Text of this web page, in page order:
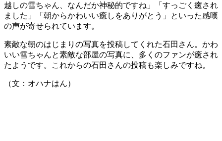
越しの雪ちゃん、なんだか神秘的ですね」「すっごく癒され
ました」「朝からかわいい癒しをありがとう」といった感嘆
の声が寄せられています。
素敵な朝のはじまりの写真を投稿してくれた石田さん。かわ
いい雪ちゃんと素敵な部屋の写真に、多くのファンが癒され
たようです。これからの石田さんの投稿も楽しみですね。
（文：オハナはん）